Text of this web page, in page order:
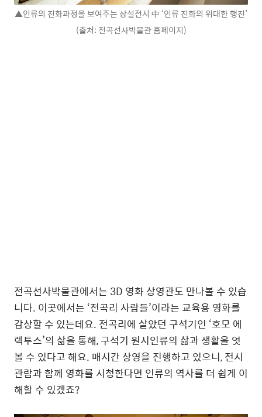
▲인류의 진화과정을 보여주는 상설전시 中 ‘인류 진화의 위대한 행진’
(출처: 전곡선사박물관 홈페이지)
전곡선사박물관에서는 3D 영화 상영관도 만나볼 수 있습
니다. 이곳에서는 ‘전곡리 사람들’이라는 교육용 영화를
감상할 수 있는데요. 전곡리에 살았던 구석기인 ‘호모 에
렉투스’의 삶을 통해, 구석기 원시인류의 삶과 생활을 엿
볼 수 있다고 해요. 매시간 상영을 진행하고 있으니, 전시
관람과 함께 영화를 시청한다면 인류의 역사를 더 쉽게 이
해할 수 있겠죠?